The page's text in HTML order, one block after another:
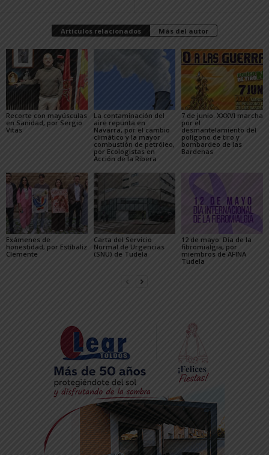
Artículos relacionados Más del autor
Recorte con mayúsculas
en Sanidad, por Sergio
Vitas
La contaminación del
aire repunta en
Navarra, por el cambio
climático y la mayor
combustión de petróleo,
por Ecologistas en
Acción de la Ribera
7 de junio. XXXVI marcha
por el
desmantelamiento del
polígono de tiro y
bombardeo de las
Bardenas
Exámenes de
honestidad, por Estíbaliz
Clemente
Carta del Servicio
Normal de Urgencias
(SNU) de Tudela
12 de mayo: Día de la
fibromialgia, por
miembros de AFINA
Tudela